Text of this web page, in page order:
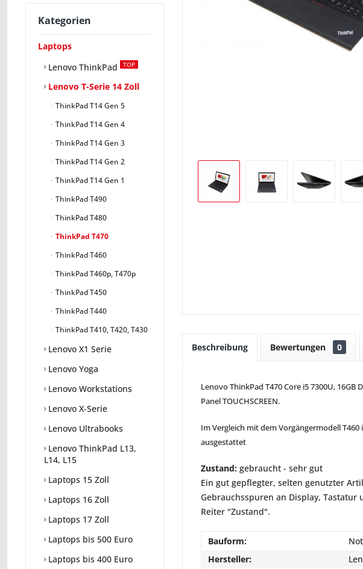
Kategorien
Laptops
Lenovo ThinkPad
TOP
Lenovo T-Serie 14 Zoll
ThinkPad T14 Gen 5
ThinkPad T14 Gen 4
ThinkPad T14 Gen 3
ThinkPad T14 Gen 2
ThinkPad T14 Gen 1
ThinkPad T490
ThinkPad T480
ThinkPad T470
ThinkPad T460
ThinkPad T460p, T470p
ThinkPad T450
ThinkPad T440
ThinkPad T410, T420, T430
Lenovo X1 Serie
Lenovo Yoga
Lenovo Workstations
Lenovo X-Serie
Lenovo Ultrabooks
Lenovo ThinkPad L13,
L14, L15
Laptops 15 Zoll
Laptops 16 Zoll
Laptops 17 Zoll
Laptops bis 500 Euro
Laptops bis 400 Euro
Beschreibung Bewertungen 0
Lenovo ThinkPad T470 Core i5 7300U, 16GB
Panel TOUCHSCREEN.
Im Vergleich mit dem Vorgängermodell
ausgestattet
Zustand: gebraucht - sehr gut
Ein gut gepflegter, selten genutzter
Gebrauchsspuren an Display,
Reiter "Zustand".
Bauform:
Hersteller: